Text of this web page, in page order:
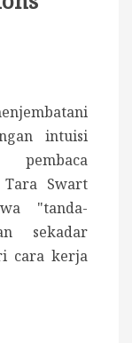
intuisi
pembaca
Swart
"tanda-
sekadar
cara kerja